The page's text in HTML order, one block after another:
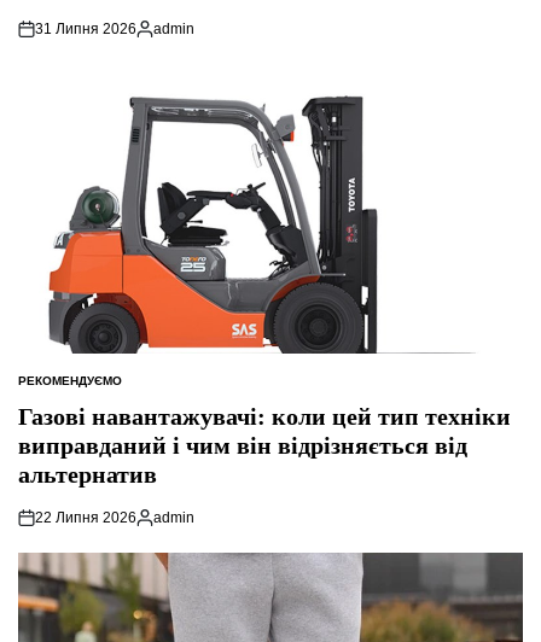
31 Липня 2026
Опубліковано
admin
ОПУБЛІКУВАТИ
РЕКОМЕНДУЄМО
Газові навантажувачі: коли цей тип техніки
виправданий і чим він відрізняється від
альтернатив
22 Липня 2026
Опубліковано
admin